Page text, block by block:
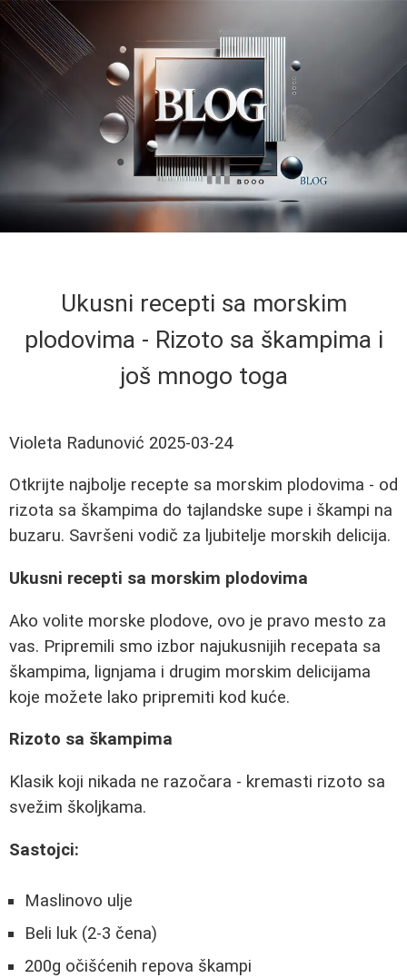
Ukusni recepti sa morskim
plodovima - Rizoto sa škampima i
još mnogo toga
Violeta Radunović 2025-03-24
Otkrijte najbolje recepte sa morskim plodovima - od
rizota sa škampima do tajlandske supe i škampi na
buzaru. Savršeni vodič za ljubitelje morskih delicija.
Ukusni recepti sa morskim plodovima
Ako volite morske plodove, ovo je pravo mesto za
vas. Pripremili smo izbor najukusnijih recepata sa
škampima, lignjama i drugim morskim delicijama
koje možete lako pripremiti kod kuće.
Rizoto sa škampima
Klasik koji nikada ne razočara - kremasti rizoto sa
svežim školjkama.
Sastojci:
Maslinovo ulje
Beli luk (2-3 čena)
200g očišćenih repova škampi